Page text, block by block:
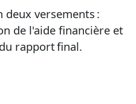
deux versements :
de l'aide financière et
rapport final.